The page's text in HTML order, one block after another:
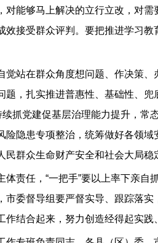
能够马上解决的立行立改，对
效接受群众评判。要把推进学习
在群众角度想问题、作决策、办
，扎实推进普惠性、基础性、
抓党建促基层治理能力提升，
隐患专项整治，统筹做好各领
群众生命财产安全和社会大局稳
任，“一把手”要以上率下亲自
委督导组要严督实导、跟踪落
结合起来，努力创造经得起实践